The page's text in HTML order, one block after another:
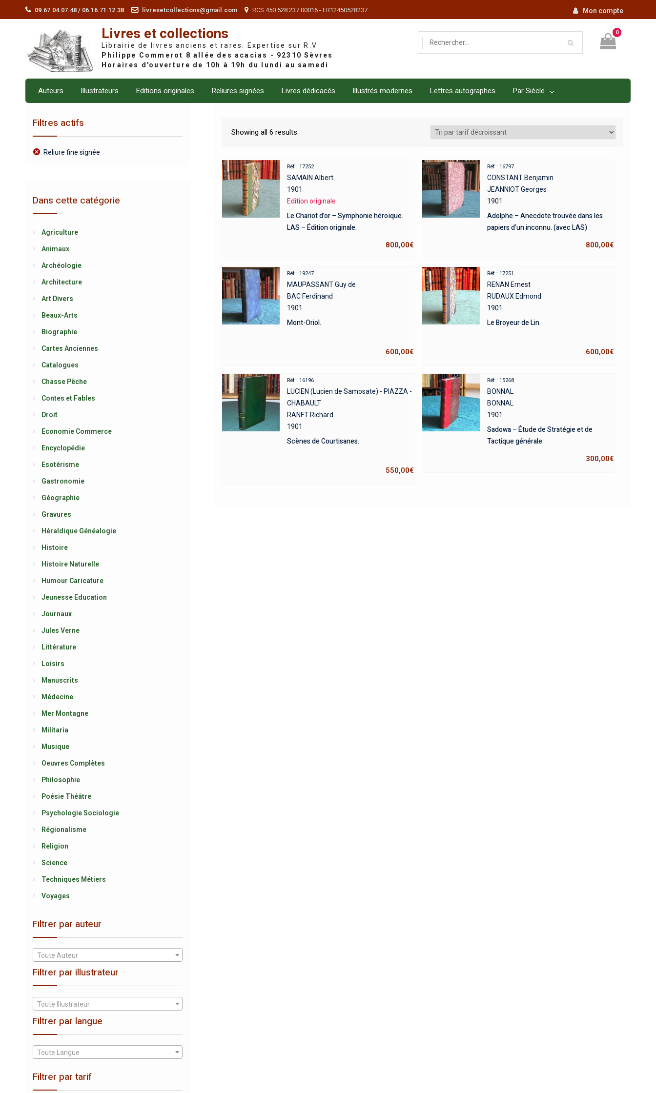
09.67.04.07.48 / 06.16.71.12.38 livresetcollections@gmail.com RCS 450 528 237 00016 - FR12450528237 Mon compte
Livres et collections
Librairie de livres anciens et rares. Expertise sur R.V.
0
Auteurs Illustrateurs Editions originales Reliures signées Livres dédicacés Illustrés modernes Lettres autographes Par Siècle
Showing all 6 results
Réf : 17252
SAMAIN Albert
1901
Edition originale
Le Chariot d’or – Symphonie héroïque.
LAS – Édition originale.
800,00€
Réf : 16797
CONSTANT Benjamin
JEANNIOT Georges
1901
Adolphe – Anecdote trouvée dans les
papiers d’un inconnu. (avec LAS)
800,00€
Réf : 19247
MAUPASSANT Guy de
BAC Ferdinand
1901
Mont-Oriol.
600,00€
Réf : 17251
RENAN Ernest
RUDAUX Edmond
1901
Le Broyeur de Lin.
600,00€
Réf : 16196
LUCIEN (Lucien de Samosate) - PIAZZA -
CHABAULT
RANFT Richard
1901
Scènes de Courtisanes.
550,00€
Réf : 15268
BONNAL
BONNAL
1901
Sadowa – Étude de Stratégie et de
Tactique générale.
300,00€
Filtres actifs
Reliure fine signée
Dans cette catégorie
Agriculture
Animaux
Archéologie
Architecture
Art Divers
Beaux-Arts
Biographie
Cartes Anciennes
Catalogues
Chasse Pêche
Contes et Fables
Droit
Economie Commerce
Encyclopédie
Esotérisme
Gastronomie
Géographie
Gravures
Héraldique Généalogie
Histoire
Histoire Naturelle
Humour Caricature
Jeunesse Education
Journaux
Jules Verne
Littérature
Loisirs
Manuscrits
Médecine
Mer Montagne
Militaria
Musique
Oeuvres Complètes
Philosophie
Poésie Théâtre
Psychologie Sociologie
Régionalisme
Religion
Science
Techniques Métiers
Voyages
Filtrer par auteur
Toute Auteur
Filtrer par illustrateur
Toute Illustrateur
Filtrer par langue
Toute Langue
Filtrer par tarif